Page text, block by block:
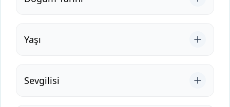
Yaşı
Sevgilisi